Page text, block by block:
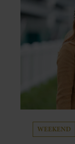
WEEKEND